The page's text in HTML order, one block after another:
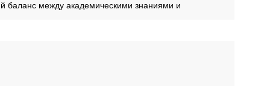
баланс между академическими знаниями и